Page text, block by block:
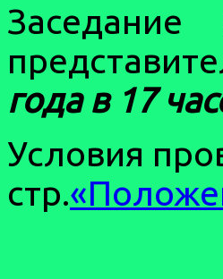
Заседание
года в 17
Условия
стр.«